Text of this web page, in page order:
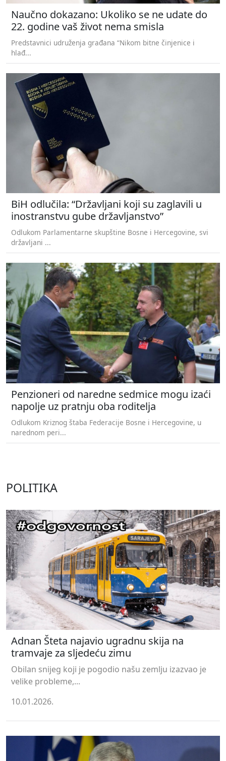
Naučno dokazano: Ukoliko se ne udate do
22. godine vaš život nema smisla
Predstavnici udruženja građana “Nikom bitne činjenice i
hlađ...
BiH odlučila: “Državljani koji su zaglavili u
inostranstvu gube državljanstvo”
Odlukom Parlamentarne skupštine Bosne i Hercegovine, svi
državljani ...
Penzioneri od naredne sedmice mogu izaći
napolje uz pratnju oba roditelja
Odlukom Kriznog štaba Federacije Bosne i Hercegovine, u
narednom peri...
POLITIKA
Adnan Šteta najavio ugradnu skija na
tramvaje za sljedeću zimu
Obilan snijeg koji je pogodio našu zemlju izazvao je
velike probleme,...
10.01.2026.